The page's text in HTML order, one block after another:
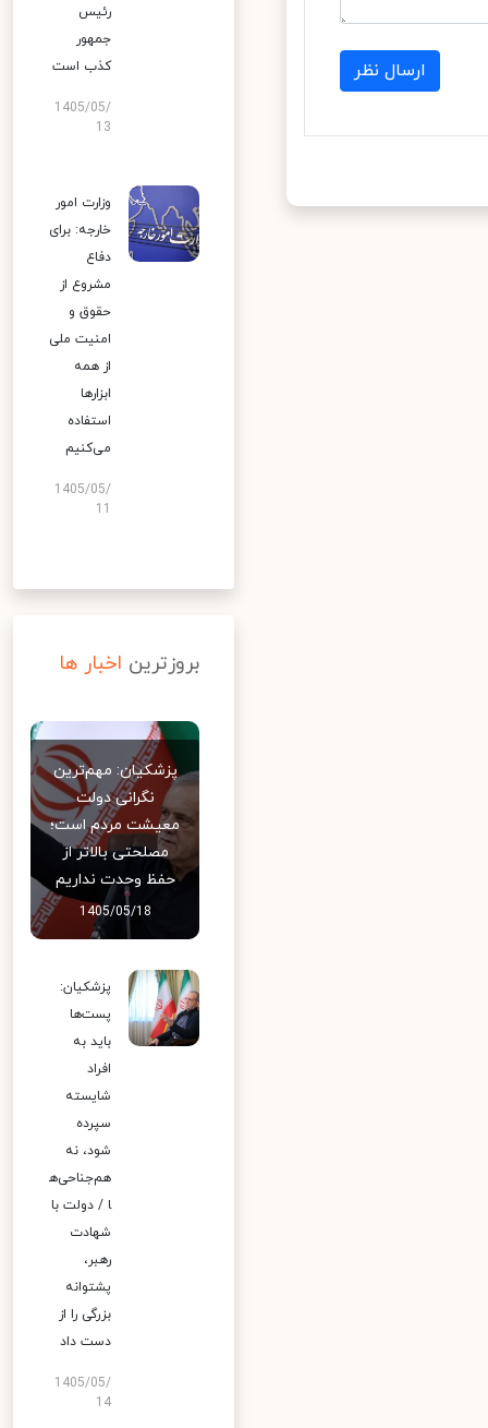
ارسال نظر
رئیس
جمهور
کذب است
1405/05/
13
وزارت امور
خارجه: برای
دفاع
مشروع از
حقوق و
امنیت ملی
از همه
ابزارها
استفاده
می‌کنیم
1405/05/
بروزترین اخبار ها
پزشکیان: مهم‌ترین
نگرانی دولت
معیشت مردم است؛
مصلحتی بالاتر از
حفظ وحدت نداریم
1405/05/18
پزشکیان:
پست‌ها
باید به
افراد
شایسته
سپرده
شود، نه
هم‌جناحی‌ه
ا / دولت با
شهادت
رهبر،
پشتوانه
بزرگی را از
دست داد
1405/05/
14